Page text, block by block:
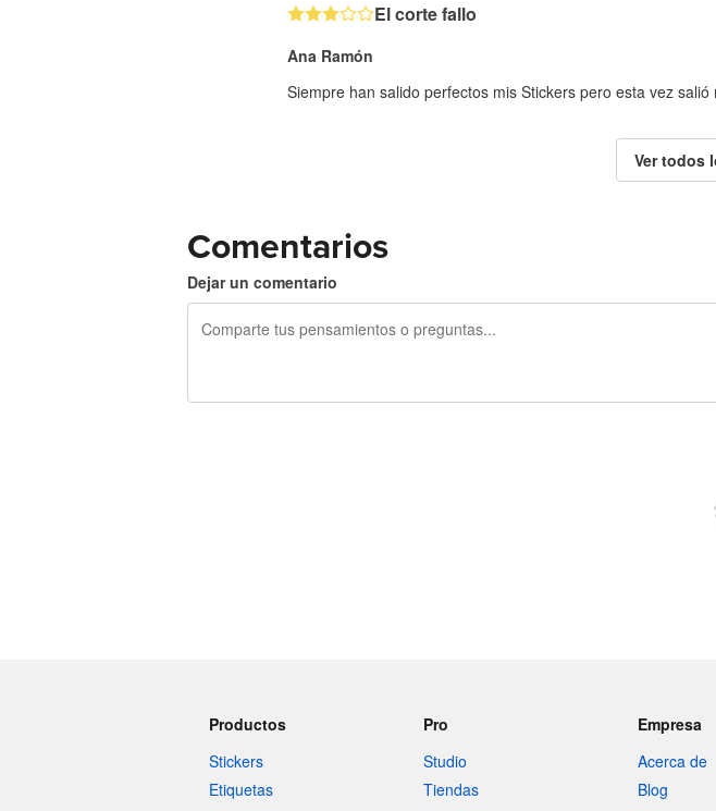
El corte fallo
Ana Ramón
Siempre han salido perfectos mis Stickers pero esta vez salió
Ver todos
Comentarios
Dejar un comentario
Productos
Stickers
Etiquetas
Pro
Studio
Tiendas
Empresa
Acerca de
Blog